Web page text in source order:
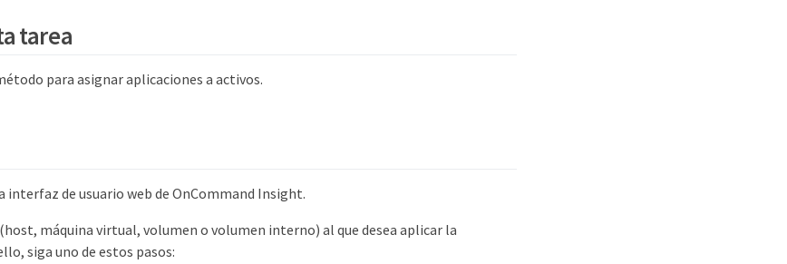
tarea
para asignar aplicaciones a activos.
interfaz de usuario web de OnCommand Insight.
máquina virtual, volumen o volumen interno) al que desea aplicar la
siga uno de estos pasos: